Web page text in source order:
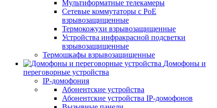
Мультиформатные телекамеры
Сетевые коммутаторы с РоЕ
взрывозащищенные
Термокожухи взрывозащищенные
Устройства инфракрасной подсветки
взрывозащищенные
Термошкафы взрывозащищенные
Домофоны и
переговорные устройства
IP-домофония
Абонентские устройства
Абонентские устройства IP-домофонов